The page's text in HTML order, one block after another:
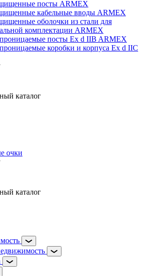
посты ARMEX
кабельные вводы ARMEX
оболочки из стали для
комплектации ARMEX
посты Ex d IIB ARMEX
коробки и корпуса Ex d IIС
каталог
очки
каталог